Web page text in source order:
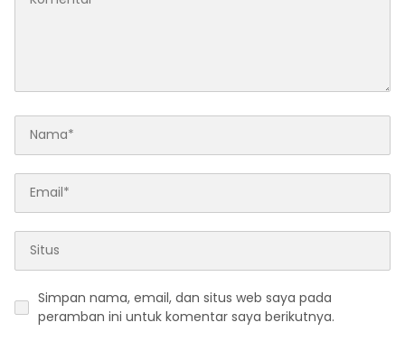
Simpan nama, email, dan situs web saya pada
peramban ini untuk komentar saya berikutnya.